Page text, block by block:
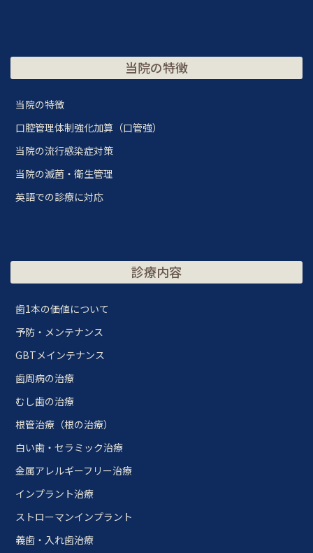
当院の特徴
当院の特徴
口腔管理体制強化加算（口管強）
当院の流行感染症対策
当院の滅菌・衛生管理
英語での診療に対応
診療内容
歯1本の価値について
予防・メンテナンス
GBTメインテナンス
歯周病の治療
むし歯の治療
根管治療（根の治療）
白い歯・セラミック治療
金属アレルギーフリー治療
インプラント治療
ストローマンインプラント
義歯・入れ歯治療